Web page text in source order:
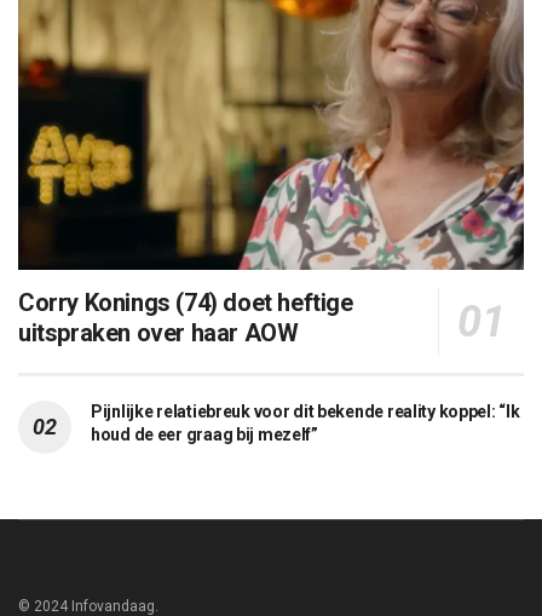
Corry Konings (74) doet heftige
uitspraken over haar AOW
Pijnlijke relatiebreuk voor dit bekende reality koppel: “Ik
houd de eer graag bij mezelf”
© 2024 Infovandaag.